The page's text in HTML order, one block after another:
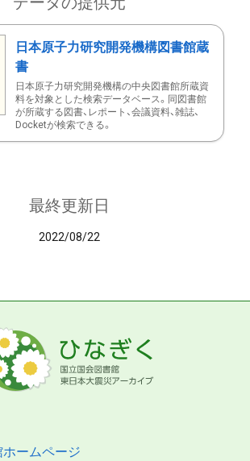
日本原子力研究開発機構図書館蔵
書
日本原子力研究開発機構の中央図書館所蔵資
料を対象とした検索データベース。同図書館
が所蔵する図書、レポート、会議資料、雑誌、
Docketが検索できる。
最終更新日
2022/08/22
ームページ